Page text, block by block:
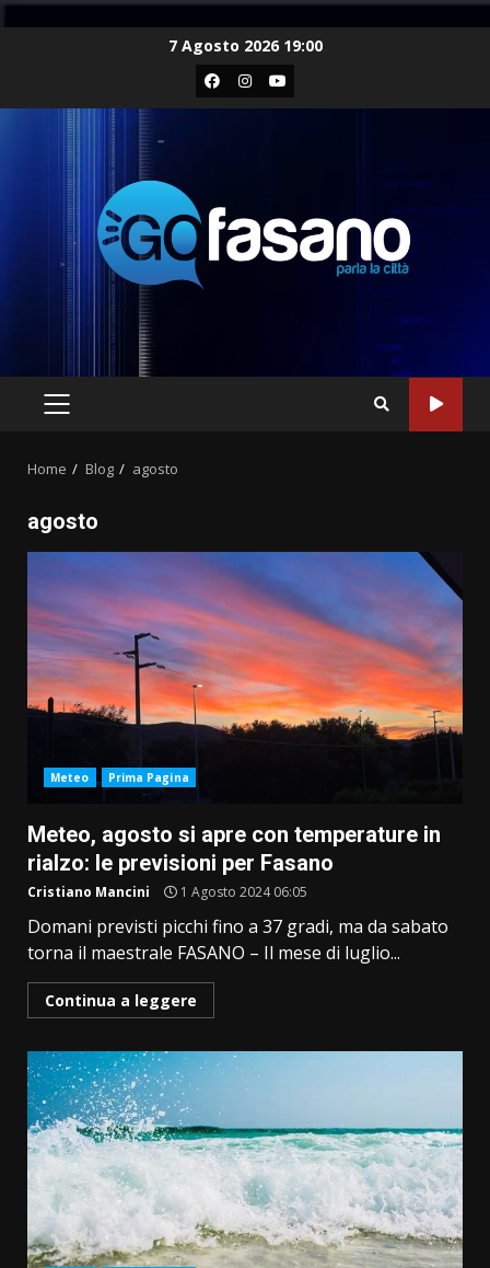
7 Agosto 2026 19:00
Facebook
Instagram
Youtube
PRIMARY
Home Blog agosto
agosto
Meteo Prima Pagina
Meteo, agosto si apre con temperature in
rialzo: le previsioni per Fasano
Cristiano Mancini 1 Agosto 2024 06:05
Domani previsti picchi fino a 37 gradi, ma da sabato
torna il maestrale FASANO – Il mese di luglio...
Continua a leggere